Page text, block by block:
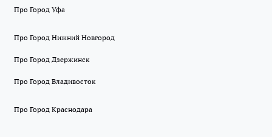
Про Город Уфа
Про Город Нижний Новгород
Про Город Дзержинск
Про Город Владивосток
Про Город Краснодара